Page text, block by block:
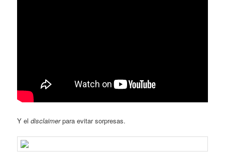
Y eldisclaimerpara evitar sorpresas.